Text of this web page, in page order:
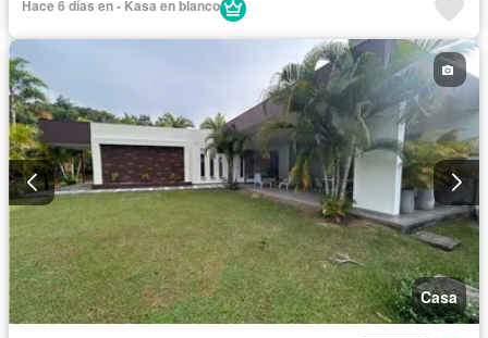
Hace 6 días en - Kasa en blanco
Casa